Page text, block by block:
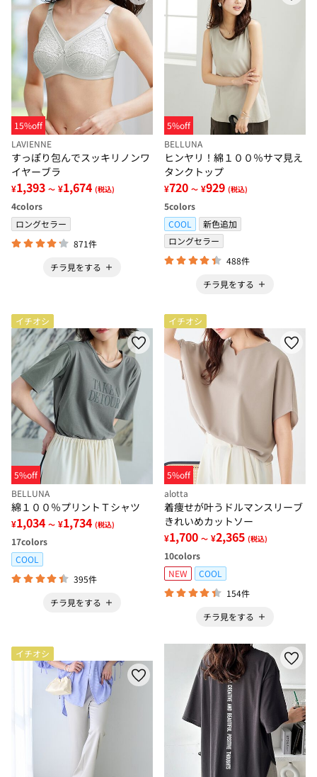
15%off
LAVIENNE
すっぽり包んでスッキリノンワ
イヤーブラ
¥1,393 ～ ¥1,674 (税込)
4colors
ロングセラー
871件
チラ見をする
5%off
BELLUNA
ヒンヤリ！綿１００％サマ見え
タンクトップ
¥720 ～ ¥929 (税込)
5colors
COOL
新色追加
ロングセラー
488件
チラ見をする
イチオシ
5%off
BELLUNA
綿１００％プリントＴシャツ
¥1,034 ～ ¥1,734 (税込)
17colors
COOL
395件
チラ見をする
イチオシ
5%off
alotta
着痩せが叶うドルマンスリーブ
きれいめカットソー
¥1,700 ～ ¥2,365 (税込)
10colors
NEW
COOL
154件
チラ見をする
イチオシ